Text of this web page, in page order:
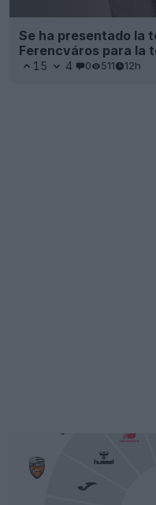
Se ha presentado la
Ferencváros para la
15 4 0 511 12h